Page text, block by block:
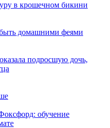
в крошечном бикини
домашними феями
подросшую дочь,
обучение